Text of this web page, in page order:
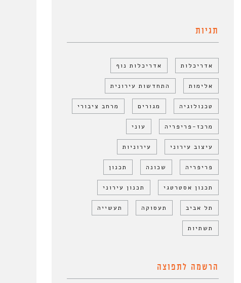
תגיות
אדריכלות אדריכלות נוף
אלימות התחדשות עירונית
טכנולוגיה מגורים מרחב ציבורי
מרכז-פריפריה עוני
עיצוב עירוני עירוניות
פריפריה שכונה תכנון
תכנון אסטרטגי תכנון עירוני
תל אביב תעסוקה תעשייה
תשתיות
הרשמה לתפוצה